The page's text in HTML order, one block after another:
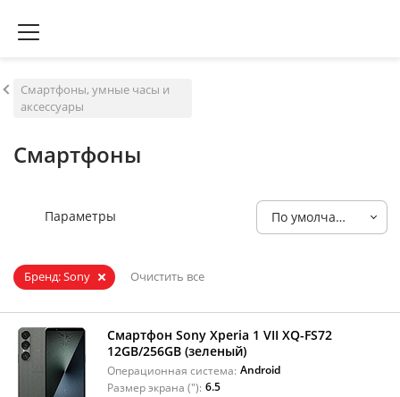
Смартфоны, умные часы и
аксессуары
Смартфоны
Параметры По умолчанию
Бренд: Sony Очистить все
Смартфон Sony Xperia 1 VII XQ-FS72
12GB/256GB (зеленый)
Операционная система: Android
Размер экрана ("): 6.5